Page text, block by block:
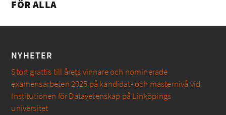
FÖR ALLA
NYHETER
Stort grattis till årets vinnare och nominerade
examensarbeten 2025 på kandidat- och masternivå vid
Institutionen för Datavetenskap på Linköpings
universitet